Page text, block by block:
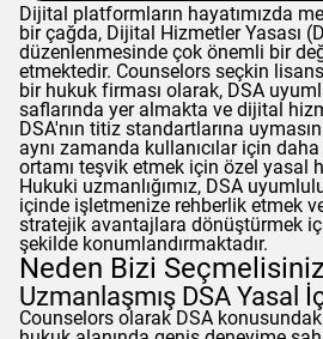
Dijital platformların hayatımızda
bir çağda, Dijital Hizmetler Yasası
düzenlenmesinde çok önemli bir
etmektedir. Counselors seçkin
bir hukuk firması olarak, DSA
saflarında yer almakta ve dijital
DSA'nın titiz standartlarına
aynı zamanda kullanıcılar için
ortamı teşvik etmek için özel yasal
Hukuki uzmanlığımız, DSA
içinde işletmenize rehberlik etmek
stratejik avantajlara dönüştürmek
şekilde konumlandırmaktadır.
Neden Bizi
Uzmanlaşmış DSA Yasal
Counselors olarak DSA